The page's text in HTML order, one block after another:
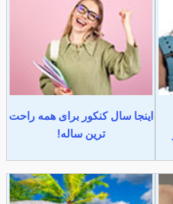
اینجا سال کنکور برای همه راحت
ترین ساله!